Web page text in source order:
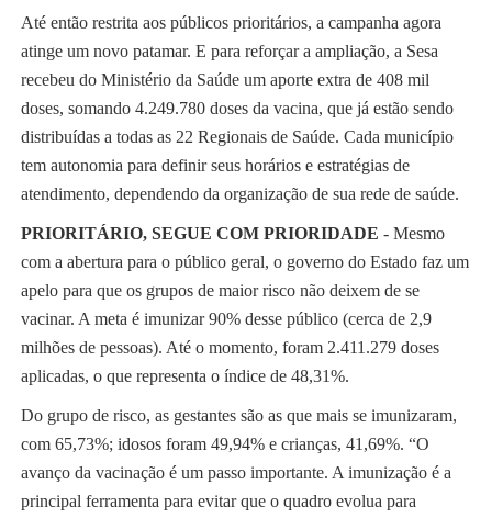
Até então restrita aos públicos prioritários, a campanha agora
atinge um novo patamar. E para reforçar a ampliação, a Sesa
recebeu do Ministério da Saúde um aporte extra de 408 mil
doses, somando 4.249.780 doses da vacina, que já estão sendo
distribuídas a todas as 22 Regionais de Saúde. Cada município
tem autonomia para definir seus horários e estratégias de
atendimento, dependendo da organização de sua rede de saúde.
PRIORITÁRIO, SEGUE COM PRIORIDADE - Mesmo
com a abertura para o público geral, o governo do Estado faz um
apelo para que os grupos de maior risco não deixem de se
vacinar. A meta é imunizar 90% desse público (cerca de 2,9
milhões de pessoas). Até o momento, foram 2.411.279 doses
aplicadas, o que representa o índice de 48,31%.
Do grupo de risco, as gestantes são as que mais se imunizaram,
com 65,73%; idosos foram 49,94% e crianças, 41,69%. “O
avanço da vacinação é um passo importante. A imunização é a
principal ferramenta para evitar que o quadro evolua para